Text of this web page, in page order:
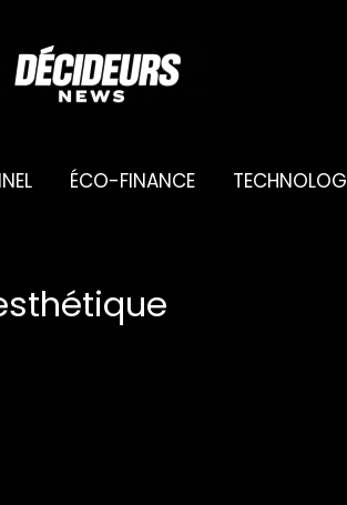
ÉCO-FINANCE